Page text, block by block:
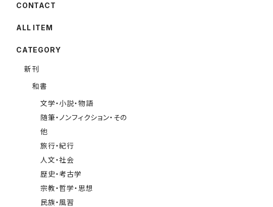
CONTACT
ALL ITEM
CATEGORY
新刊
和書
文学・小説・物語
随筆・ノンフィクション・その
他
旅行・紀行
人文・社会
歴史・考古学
宗教・哲学・思想
民族・風習